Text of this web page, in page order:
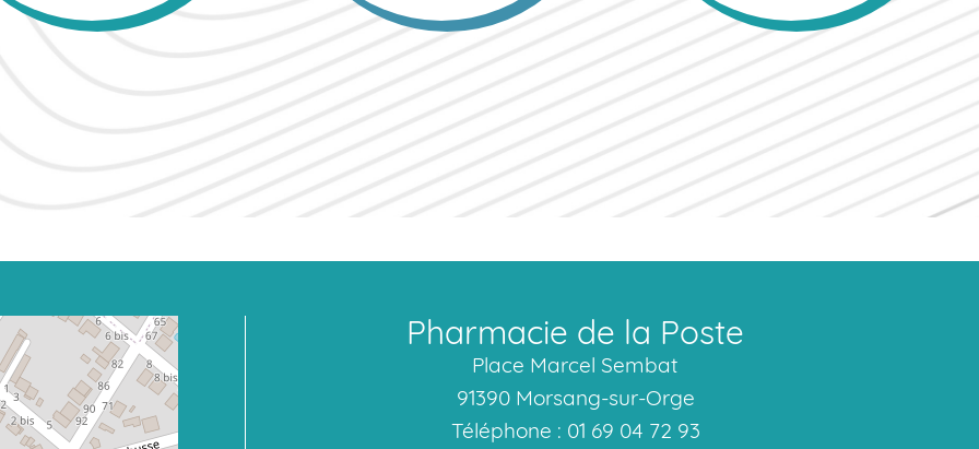
Pharmacie de la Poste
Place Marcel Sembat
91390 Morsang-sur-Orge
Téléphone : 01 69 04 72 93